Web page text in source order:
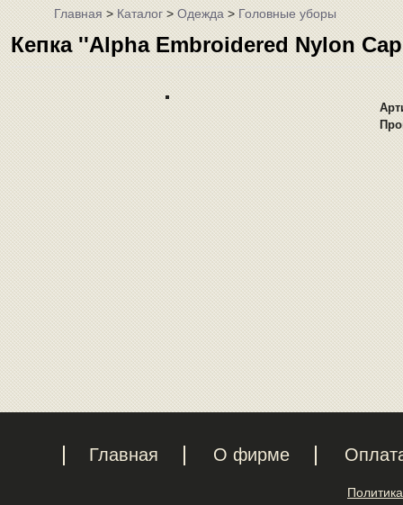
Главная>Каталог>Одежда>Головные уборы
Кепка ''Alpha Embroidered Nylon
Главная О фирме